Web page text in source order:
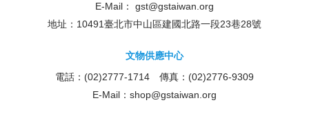
E-Mail： gst@gstaiwan.org
地址：10491臺北市中山區建國北路一段23巷28號
文物供應中心
電話：(02)2777-1714 傳真：(02)2776-9309
E-Mail： shop@gstaiwan.org